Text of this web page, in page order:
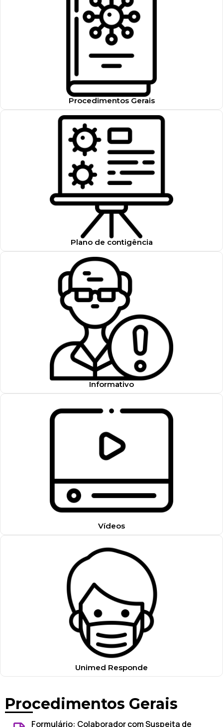
Procedimentos Gerais
Plano de contigência
Informativo
Vídeos
Unimed Responde
Procedimentos Gerais
Formulário: Colaborador com Suspeita de